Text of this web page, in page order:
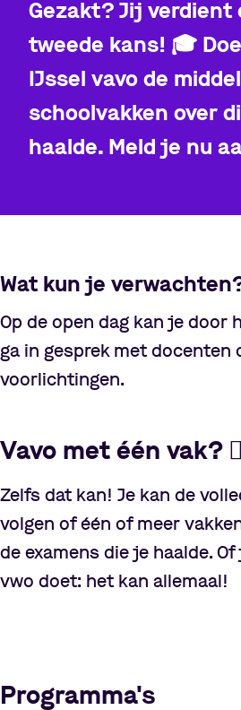
Gezakt? Jij verdient
tweede kans! 🎓
IJssel vavo de
schoolvakken over
haalde. Meld je nu
Wat kun je
Op de open dag kan je door
ga in gesprek met docenten
voorlichtingen.
Vavo met één vak?
Zelfs dat kan! Je kan de
volgen of één of meer
de examens die je haalde.
vwo doet: het kan allemaal!
Programma's